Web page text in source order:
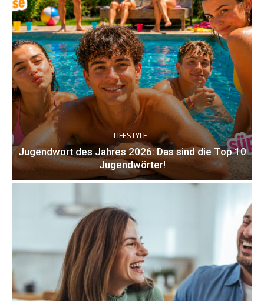
LIFESTYLE
Jugendwort des Jahres 2026: Das sind die Top 10
Jugendwörter!